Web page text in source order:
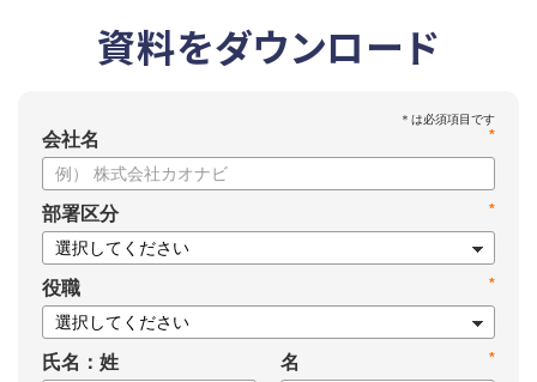
資料をダウンロード
*
会社名
*
部署区分
*
役職
氏名：姓 *
名